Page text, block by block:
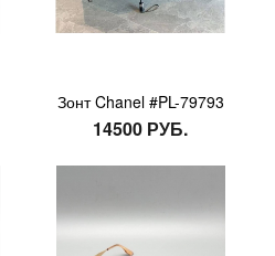
Зонт Chanel #PL-79793
14500 РУБ.